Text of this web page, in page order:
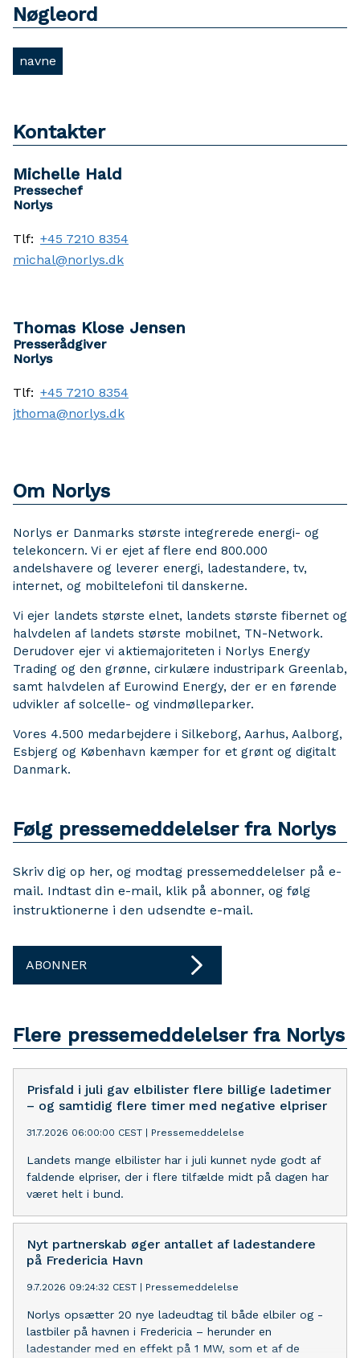
Nøgleord
navne
Kontakter
Michelle Hald
Pressechef
Norlys
Tlf: +45 7210 8354
michal@norlys.dk
Thomas Klose Jensen
Presserådgiver
Norlys
Tlf: +45 7210 8354
jthoma@norlys.dk
Om Norlys
Norlys er Danmarks største integrerede energi- og
telekoncern. Vi er ejet af flere end 800.000
andelshavere og leverer energi, ladestandere, tv,
internet, og mobiltelefoni til danskerne.
Vi ejer landets største elnet, landets største fibernet og
halvdelen af landets største mobilnet, TN-Network.
Derudover ejer vi aktiemajoriteten i Norlys Energy
Trading og den grønne, cirkulære industripark Greenlab,
samt halvdelen af Eurowind Energy, der er en førende
udvikler af solcelle- og vindmølleparker.
Vores 4.500 medarbejdere i Silkeborg, Aarhus, Aalborg,
Esbjerg og København kæmper for et grønt og digitalt
Danmark.
Følg pressemeddelelser fra Norlys
Skriv dig op her, og modtag pressemeddelelser på e-
mail. Indtast din e-mail, klik på abonner, og følg
instruktionerne i den udsendte e-mail.
ABONNER
Flere pressemeddelelser fra Norlys
Prisfald i juli gav elbilister flere billige ladetimer
– og samtidig flere timer med negative elpriser
31.7.2026 06:00:00 CEST Pressemeddelelse
Landets mange elbilister har i juli kunnet nyde godt af
faldende elpriser, der i flere tilfælde midt på dagen har
været helt i bund.
Nyt partnerskab øger antallet af ladestandere
på Fredericia Havn
9.7.2026 09:24:32 CEST Pressemeddelelse
Norlys opsætter 20 nye ladeudtag til både elbiler og -
lastbiler på havnen i Fredericia – herunder en
ladestander med en effekt på 1 MW, som et af de